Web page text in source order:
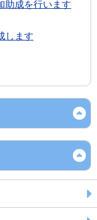
助成を行います
します